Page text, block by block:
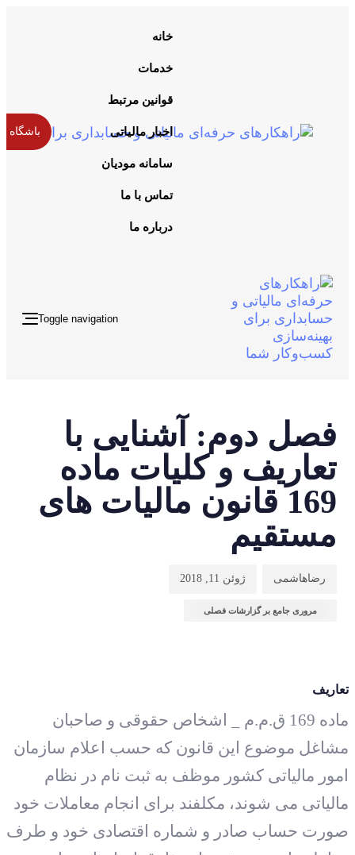
خانه
خدمات
قوانین مرتبط
اخبار مالیاتی
سامانه مودیان
تماس با ما
درباره ما
باشگاه
Toggle navigation
فصل دوم: آشنایی با
تعاریف و کلیات ماده
169 قانون مالیات های
مستقیم
رضاهاشمی ژوئن 11, 2018
مروری جامع بر گزارشات فصلی
تعاریف
ماده 169 ق.م.م _ اشخاص حقوقی و صاحبان
مشاغل موضوع این قانون که حسب اعلام سازمان
امور مالیاتی کشور موظف به ثبت نام در نظام
مالیاتی می شوند، مکلفند برای انجام معاملات خود
صورت حساب صادر و شماره اقتصادی خود و طرف